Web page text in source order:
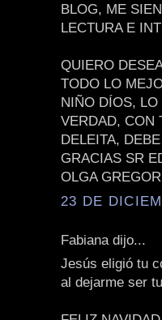
BLOG, ME
LECTURA E
QUIERO
TODO LO
NIÑO DÍOS,
VERDAD, CON
DELEITA,
GRACIAS SR
OLGA
23 DE
Fabiana dijo...
Jesús eligió tu
al dejarme ser